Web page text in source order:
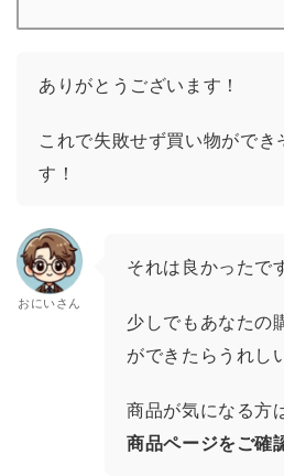
ありがとうございます！
これで失敗せず買い物ができ
す！
おにいさん
それは良かったで
少しでもあなたの
ができたらうれし
商品が気になる方
商品ページをご確